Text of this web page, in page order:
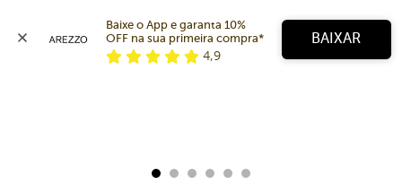
Baixe o App e garanta 10%
OFF na sua primeira compra*
4,9
BAIXAR